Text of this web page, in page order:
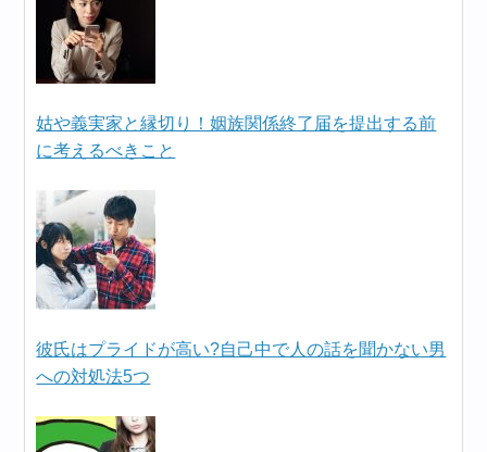
姑や義実家と縁切り！姻族関係終了届を提出する前
に考えるべきこと
彼氏はプライドが高い?自己中で人の話を聞かない男
への対処法5つ